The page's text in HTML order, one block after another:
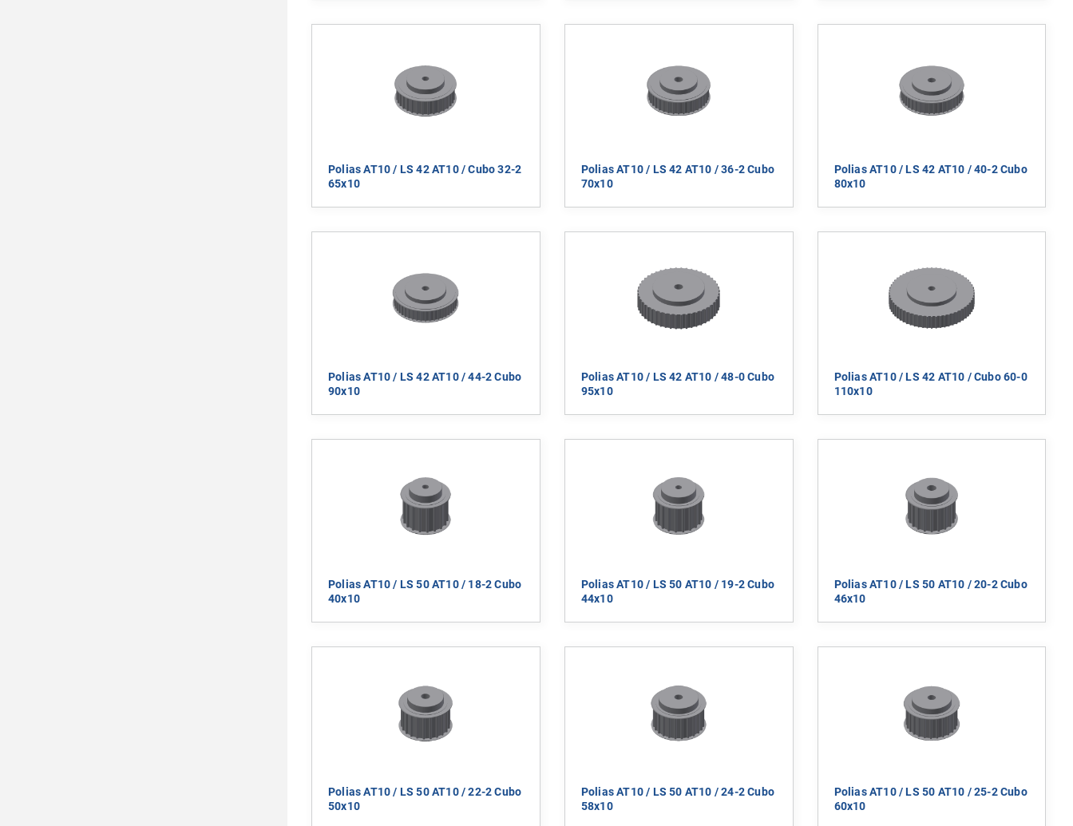
Polias AT10 / LS 42 AT10 / Cubo 32-2
65x10
Polias AT10 / LS 42 AT10 / 36-2 Cubo
70x10
Polias AT10 / LS 42 AT10 / 40-2 Cubo
80x10
Polias AT10 / LS 42 AT10 / 44-2 Cubo
90x10
Polias AT10 / LS 42 AT10 / 48-0 Cubo
95x10
Polias AT10 / LS 42 AT10 / Cubo 60-0
110x10
Polias AT10 / LS 50 AT10 / 18-2 Cubo
40x10
Polias AT10 / LS 50 AT10 / 19-2 Cubo
44x10
Polias AT10 / LS 50 AT10 / 20-2 Cubo
46x10
Polias AT10 / LS 50 AT10 / 22-2 Cubo
50x10
Polias AT10 / LS 50 AT10 / 24-2 Cubo
58x10
Polias AT10 / LS 50 AT10 / 25-2 Cubo
60x10